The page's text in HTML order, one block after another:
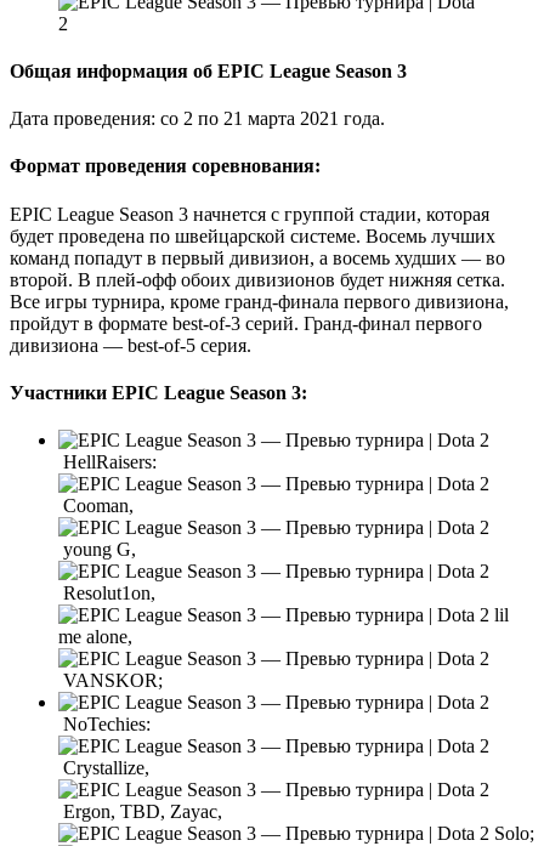
Общая информация об EPIC League Season 3
Дата проведения: со 2 по 21 марта 2021 года.
Формат проведения соревнования:
EPIC League Season 3 начнется с группой стадии, которая
будет проведена по швейцарской системе. Восемь лучших
команд попадут в первый дивизион, а восемь худших — во
второй. В плей-офф обоих дивизионов будет нижняя сетка.
Все игры турнира, кроме гранд-финала первого дивизиона,
пройдут в формате best-of-3 серий. Гранд-финал первого
дивизиона — best-of-5 серия.
Участники EPIC League Season 3:
HellRaisers:
Cooman,
young G,
Resolut1on,
lil
me alone,
VANSKOR;
NoTechies:
Crystallize,
Ergon, TBD, Zayac,
Solo;